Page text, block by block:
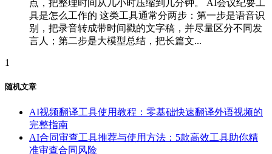
点，把整理时间从几小时压缩到几分钟。 AI会议纪要工
具是怎么工作的 这类工具通常分两步：第一步是语音识
别，把录音转成带时间戳的文字稿，并尽量区分不同发
言人；第二步是大模型总结，把长篇文...
1
随机文章
AI视频翻译工具使用教程：零基础快速翻译外语视频的
完整指南
AI合同审查工具推荐与使用方法：5款高效工具助你精
准审查合同风险